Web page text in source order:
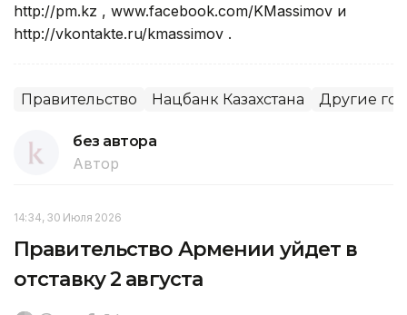
http://pm.kz , www.facebook.com/KMassimov и
http://vkontakte.ru/kmassimov .
Правительство Нацбанк Казахстана Другие
без автора
Автор
14:34, 30 Июля 2026
Правительство Армении уйдет в
отставку 2 августа